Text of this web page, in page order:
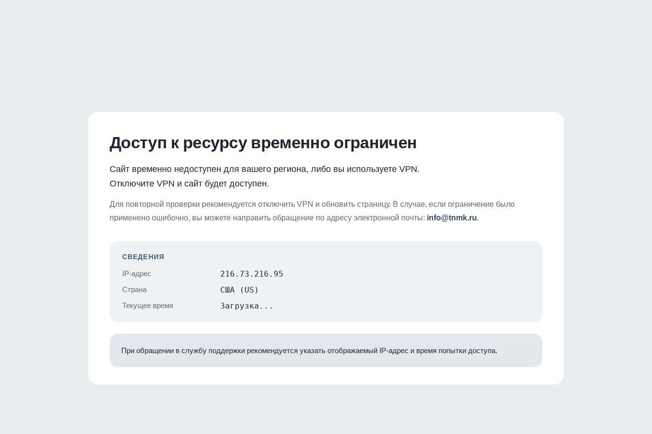
Доступ к ресурсу временно ограничен
Сайт временно недоступен для вашего региона, либо вы используете VPN.
Отключите VPN и сайт будет доступен.
Для повторной проверки рекомендуется отключить VPN и обновить страницу. В случае, если ограничение было
применено ошибочно, вы можете направить обращение по адресу электронной почты: info@tnmk.ru.
СВЕДЕНИЯ
IP-адрес 216.73.216.95
Страна США (US)
Текущее время Загрузка...
При обращении в службу поддержки рекомендуется указать отображаемый IP-адрес и время попытки доступа.